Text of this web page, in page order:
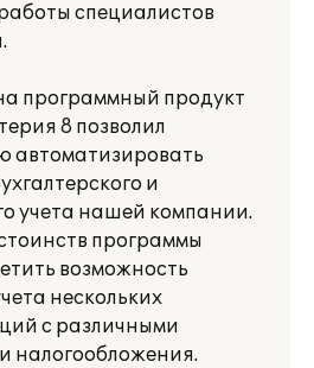
специалистов
программный продукт
8 позволил
автоматизировать
и
учета нашей компании.
программы
возможность
нескольких
с различными
налогообложения.